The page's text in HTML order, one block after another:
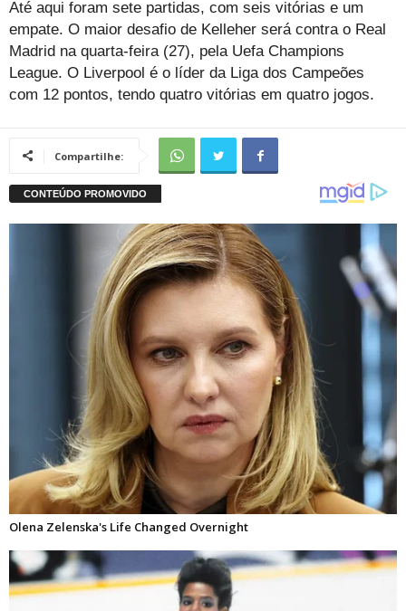
Até aqui foram sete partidas, com seis vitórias e um
empate. O maior desafio de Kelleher será contra o Real
Madrid na quarta-feira (27), pela Uefa Champions
League. O Liverpool é o líder da Liga dos Campeões
com 12 pontos, tendo quatro vitórias em quatro jogos.
Compartilhe: